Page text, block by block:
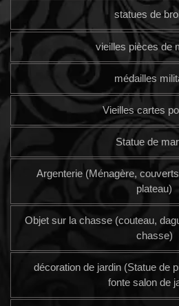
statues de
vieilles pièces de
médailles
Vieilles cartes
Statue de
Argenterie (Ménagère,
plateau)
Objet sur la chasse (couteau,
chasse)
décoration de jardin (Statue de
fonte salon de